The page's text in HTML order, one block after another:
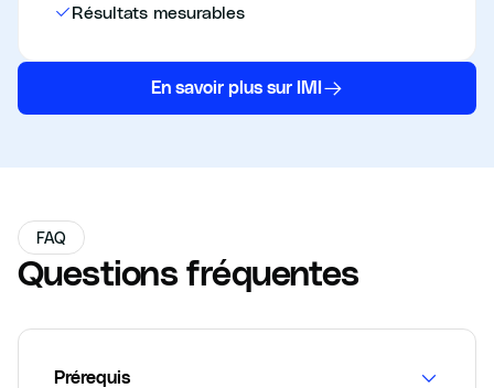
Résultats mesurables
En savoir plus sur IMI
FAQ
Questions fréquentes
Prérequis